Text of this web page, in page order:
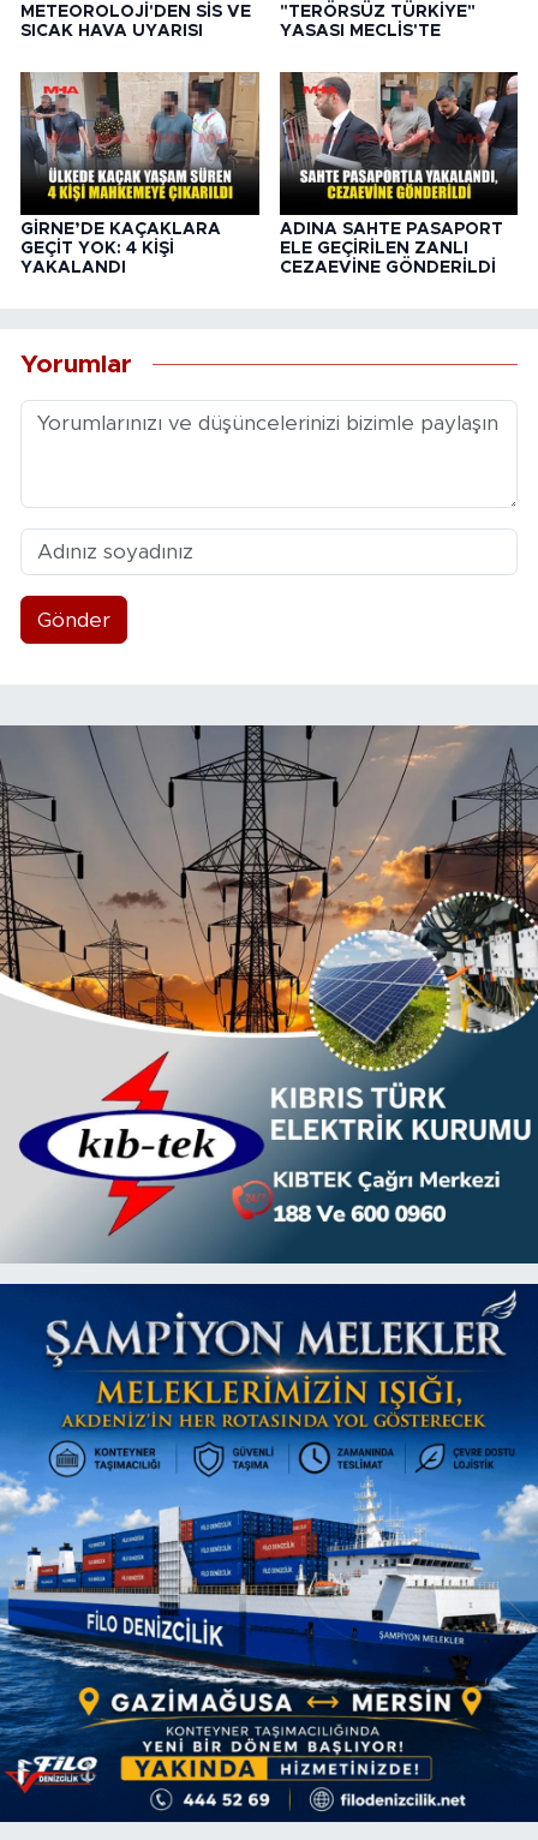
METEOROLOJİ'DEN SİS VE
SICAK HAVA UYARISI
"TERÖRSÜZ TÜRKİYE"
YASASI MECLİS'TE
GİRNE’DE KAÇAKLARA
GEÇİT YOK: 4 KİŞİ
YAKALANDI
ADINA SAHTE PASAPORT
ELE GEÇİRİLEN ZANLI
CEZAEVİNE GÖNDERİLDİ
Yorumlar
Gönder